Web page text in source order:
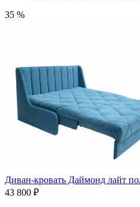
35 %
Диван-кровать Даймонд лайт
43 800 ₽